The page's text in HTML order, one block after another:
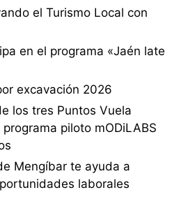
el Turismo Local con
en el programa «Jaén late
excavación 2026
los tres Puntos Vuela
piloto mODiLABS
Mengíbar te ayuda a
laborales